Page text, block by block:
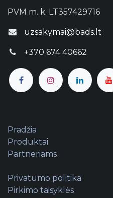
PVM m. k. LT357429716
uzsakymai@bads.lt
+370 674 40662
Pradžia
Produktai
Partneriams
Privatumo politika
Pirkimo taisyklės